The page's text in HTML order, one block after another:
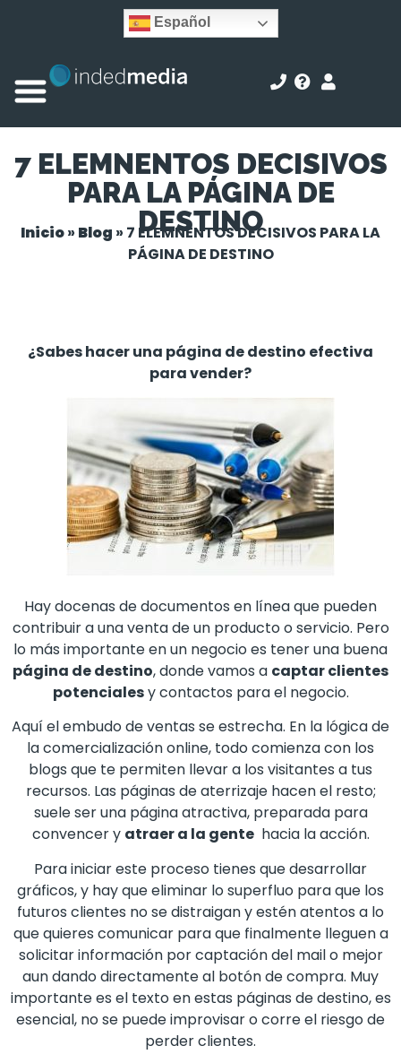
Español
7 ELEMNENTOS DECISIVOS
PARA LA PÁGINA DE
DESTINO
Inicio» Blog » 7 ELEMNENTOS DECISIVOS PARA LA
PÁGINA DE DESTINO
¿Sabes hacer una página de destino efectiva
para vender?
Hay docenas de documentos en línea que pueden
contribuir a una venta de un producto o servicio. Pero
lo más importante en un negocio es tener una buena
página de destino, donde vamos a captar clientes
potencialesy contactos para el negocio.
Aquí el embudo de ventas se estrecha. En la lógica de
la comercialización online, todo comienza con los
blogs que te permiten llevar a los visitantes a tus
recursos. Las páginas de aterrizaje hacen el resto;
suele ser una página atractiva, preparada para
convencer y atraer a la gentehacia la acción.
Para iniciar este proceso tienes que desarrollar
gráficos, y hay que eliminar lo superfluo para que los
futuros clientes no se distraigan y estén atentos a lo
que quieres comunicar para que finalmente lleguen a
solicitar información por captación del mail o mejor
aun dando directamente al botón de compra. Muy
importante es el texto en estas páginas de destino, es
esencial, no se puede improvisar o corre el riesgo de
perder clientes.